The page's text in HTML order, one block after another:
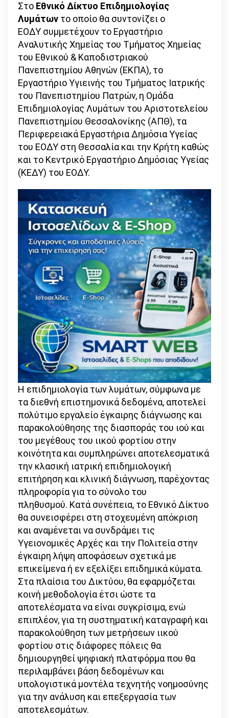
Στο Εθνικό Δίκτυο Επιδημιολογίας
Λυμάτων το οποίο θα συντονίζει ο
ΕΟΔΥ συμμετέχουν το Εργαστήριο
Αναλυτικής Χημείας του Τμήματος Χημείας
του Εθνικού & Καποδιστριακού
Πανεπιστημίου Αθηνών (ΕΚΠΑ), το
Εργαστήριο Υγιεινής του Τμήματος Ιατρικής
του Πανεπιστημίου Πατρών, η Ομάδα
Επιδημιολογίας Λυμάτων του Αριστοτελείου
Πανεπιστημίου Θεσσαλονίκης (ΑΠΘ), τα
Περιφερειακά Εργαστήρια Δημόσια Υγείας
του ΕΟΔΥ στη Θεσσαλία και την Κρήτη καθώς
και το Κεντρικό Εργαστήριο Δημόσιας Υγείας
(ΚΕΔΥ) του ΕΟΔΥ.
Η επιδημιολογία των λυμάτων, σύμφωνα με
τα διεθνή επιστημονικά δεδομένα, αποτελεί
πολύτιμο εργαλείο έγκαιρης διάγνωσης και
παρακολούθησης της διασποράς του ιού και
του μεγέθους του ιικού φορτίου στην
κοινότητα και συμπληρώνει αποτελεσματικά
την κλασική ιατρική επιδημιολογική
επιτήρηση και κλινική διάγνωση, παρέχοντας
πληροφορία για το σύνολο του
πληθυσμού. Κατά συνέπεια, το Εθνικό Δίκτυο
θα συνεισφέρει στη στοχευμένη απόκριση
και αναμένεται να συνδράμει τις
Υγειονομικές Αρχές και την Πολιτεία στην
έγκαιρη λήψη αποφάσεων σχετικά με
επικείμενα ή εν εξελίξει επιδημικά κύματα.
Στα πλαίσια του Δικτύου, θα εφαρμόζεται
κοινή μεθοδολογία έτσι ώστε τα
αποτελέσματα να είναι συγκρίσιμα, ενώ
επιπλέον, για τη συστηματική καταγραφή και
παρακολούθηση των μετρήσεων ιικού
φορτίου στις διάφορες πόλεις θα
δημιουργηθεί ψηφιακή πλατφόρμα που θα
περιλαμβάνει βάση δεδομένων και
υπολογιστικά μοντέλα τεχνητής νοημοσύνης
για την ανάλυση και επεξεργασία των
αποτελεσμάτων.